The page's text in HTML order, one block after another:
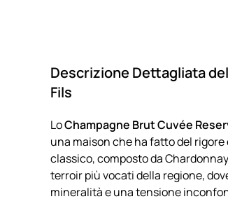
Descrizione Dettagliata
Fils
LoChampagne Brut Cuvée
una maison che ha fatto del
classico, composto da
terroir più vocati della regione,
mineralità e una tensione